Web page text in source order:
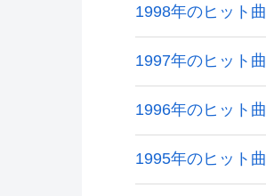
1998年のヒット曲
1997年のヒット曲
1996年のヒット曲
1995年のヒット曲